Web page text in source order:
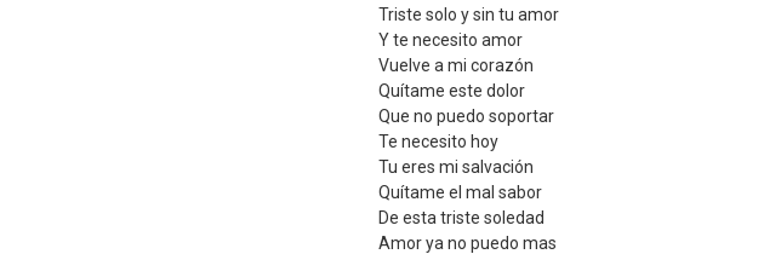
Triste solo y sin tu amor
Y te necesito amor
Vuelve a mi corazón
Quítame este dolor
Que no puedo soportar
Te necesito hoy
Tu eres mi salvación
Quítame el mal sabor
De esta triste soledad
Amor ya no puedo mas